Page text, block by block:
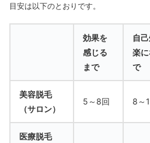
目安は以下のとおりです。
効果を
感じる
まで
自
楽に
で
美容脱毛
（サロン）
5～8回 8～
医療脱毛